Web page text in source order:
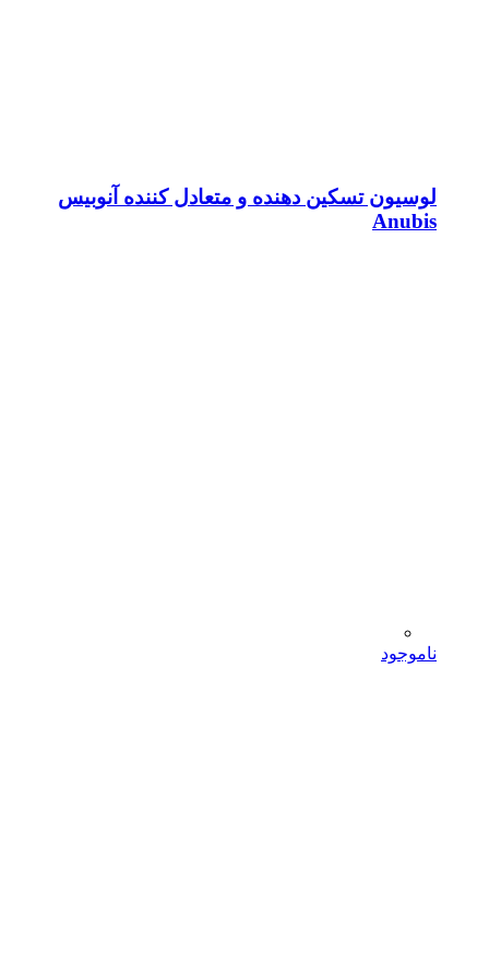
لوسیون تسکین دهنده و متعادل کننده آنوبیس
Anubis
ناموجود